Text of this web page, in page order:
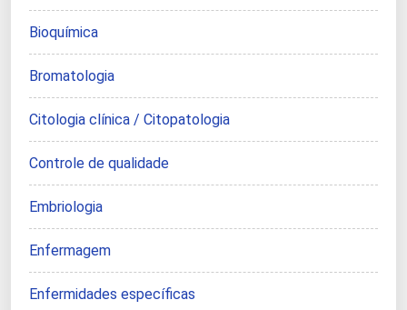
Bioquímica
Bromatologia
Citologia clínica / Citopatologia
Controle de qualidade
Embriologia
Enfermagem
Enfermidades específicas